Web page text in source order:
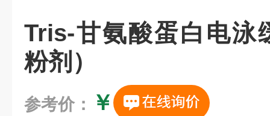
Tris-甘氨酸蛋白电泳
粉剂）
参考价： ￥